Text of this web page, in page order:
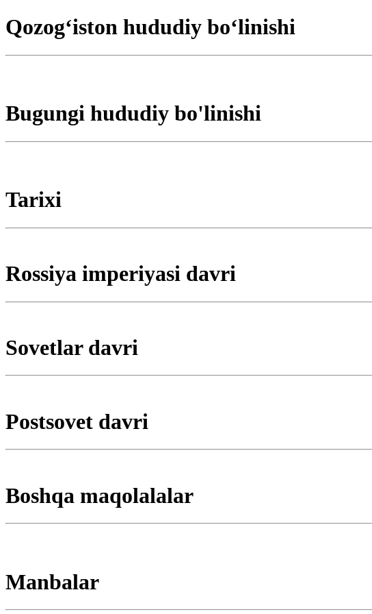
Qozogʻiston hududiy boʻlinishi
Bugungi hududiy bo'linishi
Tarixi
Rossiya imperiyasi davri
Sovetlar davri
Postsovet davri
Boshqa maqolalalar
Manbalar